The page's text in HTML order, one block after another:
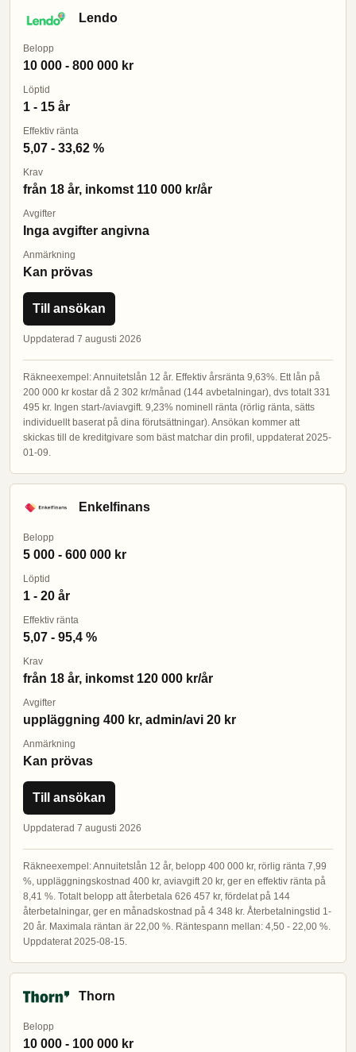
Lendo
Belopp
10 000 - 800 000 kr
Löptid
1 - 15 år
Effektiv ränta
5,07 - 33,62 %
Krav
från 18 år, inkomst 110 000 kr/år
Avgifter
Inga avgifter angivna
Anmärkning
Kan prövas
Till ansökan
Uppdaterad 7 augusti 2026
Räkneexempel: Annuitetslån 12 år. Effektiv årsränta 9,63%. Ett lån på
200 000 kr kostar då 2 302 kr/månad (144 avbetalningar), dvs totalt 331
495 kr. Ingen start-/aviavgift. 9,23% nominell ränta (rörlig ränta, sätts
individuellt baserat på dina förutsättningar). Ansökan kommer att
skickas till de kreditgivare som bäst matchar din profil, uppdaterat 2025-
01-09.
Enkelfinans
Belopp
5 000 - 600 000 kr
Löptid
1 - 20 år
Effektiv ränta
5,07 - 95,4 %
Krav
från 18 år, inkomst 120 000 kr/år
Avgifter
uppläggning 400 kr, admin/avi 20 kr
Anmärkning
Kan prövas
Till ansökan
Uppdaterad 7 augusti 2026
Räkneexempel: Annuitetslån 12 år, belopp 400 000 kr, rörlig ränta 7,99
%, uppläggningskostnad 400 kr, aviavgift 20 kr, ger en effektiv ränta på
8,41 %. Totalt belopp att återbetala 626 457 kr, fördelat på 144
återbetalningar, ger en månadskostnad på 4 348 kr. Återbetalningstid 1-
20 år. Maximala räntan är 22,00 %. Räntespann mellan: 4,50 - 22,00 %.
Uppdaterat 2025-08-15.
Thorn
Belopp
10 000 - 100 000 kr